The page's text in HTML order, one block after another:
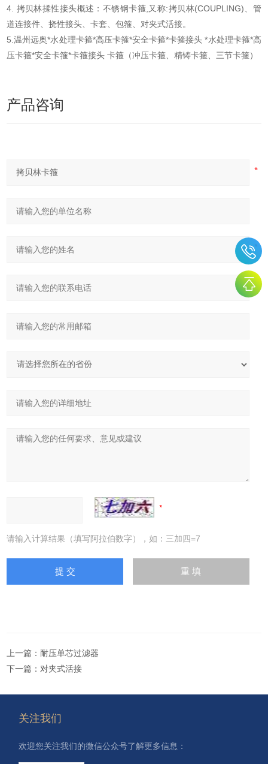
4. 拷贝林揉性接头概述：不锈钢卡箍,又称:拷贝林(COUPLING)、管
道连接件、挠性接头、卡套、包箍、对夹式活接。
5.温州远奥*水处理卡箍*高压卡箍*安全卡箍*卡箍接头 *水处理卡箍*高
压卡箍*安全卡箍*卡箍接头 卡箍（冲压卡箍、精铸卡箍、三节卡箍）
产品咨询
请输入计算结果（填写阿拉伯数字），如：三加四=7
上一篇： 耐压单芯过滤器
下一篇：对夹式活接
关注我们
欢迎您关注我们的微信公众号了解更多信息：